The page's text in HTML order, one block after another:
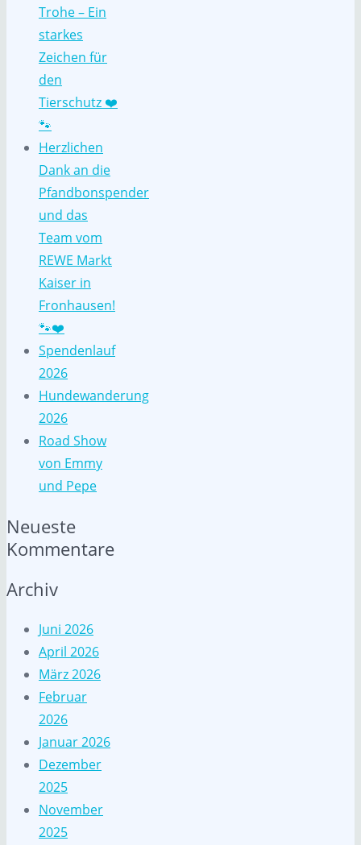
Trohe – Ein
starkes
Zeichen für
den
Tierschutz ❤️
🐾
Herzlichen
Dank an die
Pfandbonspender
und das
Team vom
REWE Markt
Kaiser in
Fronhausen!
🐾❤️
Spendenlauf
2026
Hundewanderung
2026
Road Show
von Emmy
und Pepe
Neueste
Kommentare
Archiv
Juni 2026
April 2026
März 2026
Februar
2026
Januar 2026
Dezember
2025
November
2025